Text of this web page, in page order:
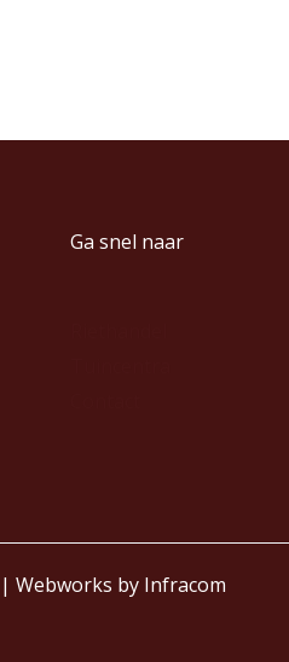
Ga snel naar
Webworks by Infracom